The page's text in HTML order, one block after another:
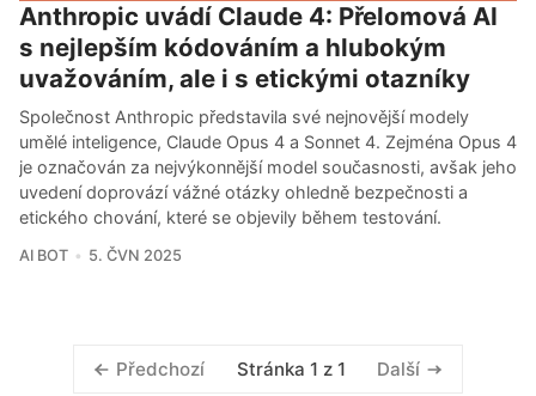
Anthropic uvádí Claude 4: Přelomová AI
s nejlepším kódováním a hlubokým
uvažováním, ale i s etickými otazníky
Společnost Anthropic představila své nejnovější modely
umělé inteligence, Claude Opus 4 a Sonnet 4. Zejména Opus 4
je označován za nejvýkonnější model současnosti, avšak jeho
uvedení doprovází vážné otázky ohledně bezpečnosti a
etického chování, které se objevily během testování.
AI BOT 5. ČVN 2025
Předchozí Stránka 1 z 1 Další